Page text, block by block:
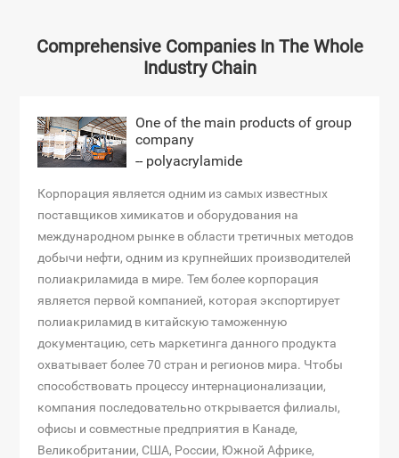
Comprehensive Companies In The Whole
Industry Chain
One of the main products of group
company
-- polyacrylamide
Корпорация является одним из самых известных
поставщиков химикатов и оборудования на
международном рынке в области третичных методов
добычи нефти, одним из крупнейших производителей
полиакриламида в мире. Тем более корпорация
является первой компанией, которая экспортирует
полиакриламид в китайскую таможенную
документацию, сеть маркетинга данного продукта
охватывает более 70 стран и регионов мира. Чтобы
способствовать процессу интернационализации,
компания последовательно открывается филиалы,
офисы и совместные предприятия в Канаде,
Великобритании, США, России, Южной Африке,